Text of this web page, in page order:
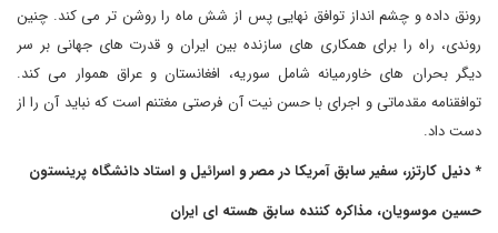
رونق داده و چشم انداز توافق نهایی پس از شش ماه را روشن تر می کند. چنین
روندی، راه را برای همکاری های سازنده بین ایران و قدرت های جهانی بر سر
دیگر بحران های خاورمیانه شامل سوریه، افغانستان و عراق هموار می کند.
توافقنامه مقدماتی و اجرای با حسن نیت آن فرصتی مغتنم است که نباید آن را از
دست داد.
* دنیل کارتزر، سفیر سابق آمریکا در مصر و اسرائیل و استاد دانشگاه پرینستون
حسین موسویان، مذاکره کننده سابق هسته ای ایران